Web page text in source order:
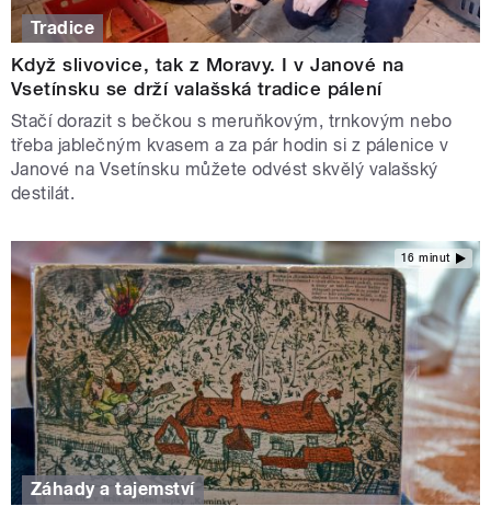
Tradice
Když slivovice, tak z Moravy. I v Janové na
Vsetínsku se drží valašská tradice pálení
Stačí dorazit s bečkou s meruňkovým, trnkovým nebo
třeba jablečným kvasem a za pár hodin si z pálenice v
Janové na Vsetínsku můžete odvést skvělý valašský
destilát.
16 minut
Záhady a tajemství